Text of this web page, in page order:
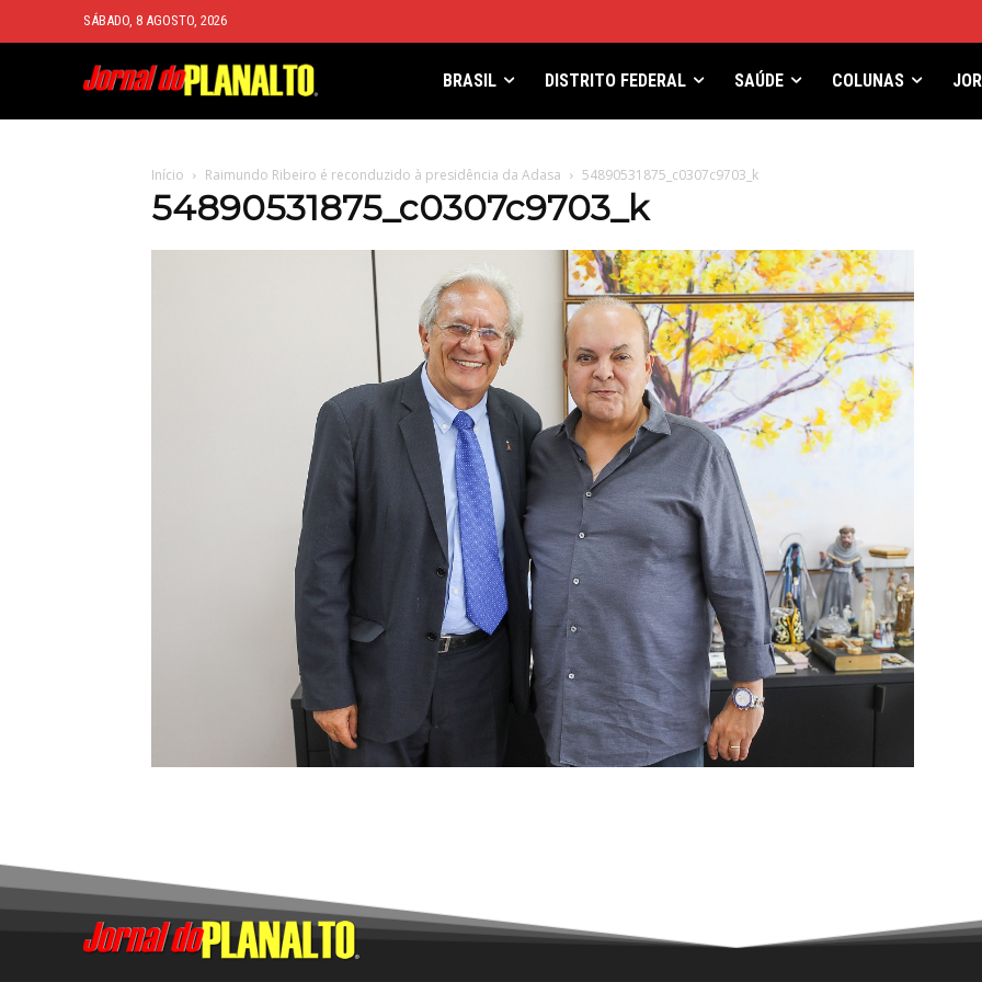
SÁBADO, 8 AGOSTO, 2026
BRASIL DISTRITO FEDERAL SAÚDE COLUNAS
Início Raimundo Ribeiro é reconduzido à presidência da Adasa 54890531875_c0307c9703_k
54890531875_c0307c9703_k